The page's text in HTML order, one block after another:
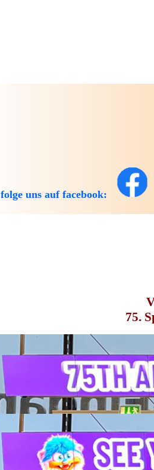
folge uns auf facebook:
75.